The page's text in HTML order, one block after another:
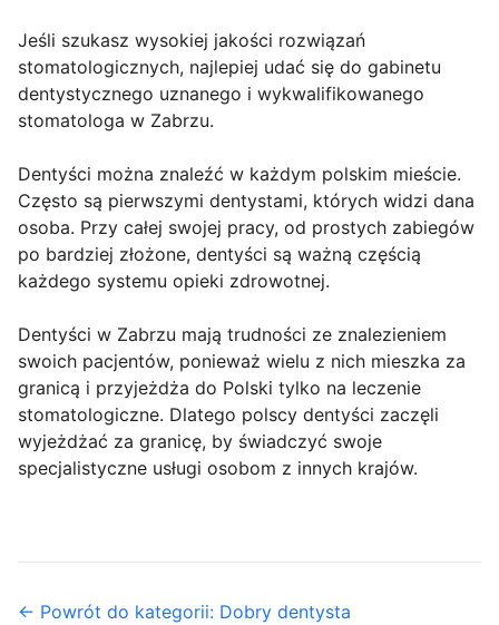
Jeśli szukasz wysokiej jakości rozwiązań
stomatologicznych, najlepiej udać się do gabinetu
dentystycznego uznanego i wykwalifikowanego
stomatologa w Zabrzu.
Dentyści można znaleźć w każdym polskim mieście.
Często są pierwszymi dentystami, których widzi dana
osoba. Przy całej swojej pracy, od prostych zabiegów
po bardziej złożone, dentyści są ważną częścią
każdego systemu opieki zdrowotnej.
Dentyści w Zabrzu mają trudności ze znalezieniem
swoich pacjentów, ponieważ wielu z nich mieszka za
granicą i przyjeżdża do Polski tylko na leczenie
stomatologiczne. Dlatego polscy dentyści zaczęli
wyjeżdżać za granicę, by świadczyć swoje
specjalistyczne usługi osobom z innych krajów.
← Powrót do kategorii: Dobry dentysta